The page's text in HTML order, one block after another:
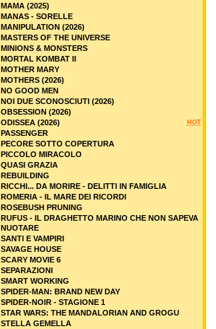
MAMA (2025)
MANAS - SORELLE
MANIPULATION (2026)
MASTERS OF THE UNIVERSE
MINIONS & MONSTERS
MORTAL KOMBAT II
MOTHER MARY
MOTHERS (2026)
NO GOOD MEN
NOI DUE SCONOSCIUTI (2026)
OBSESSION (2026)
HOT
ODISSEA (2026)
PASSENGER
PECORE SOTTO COPERTURA
PICCOLO MIRACOLO
QUASI GRAZIA
REBUILDING
RICCHI... DA MORIRE - DELITTI IN FAMIGLIA
ROMERIA - IL MARE DEI RICORDI
ROSEBUSH PRUNING
RUFUS - IL DRAGHETTO MARINO CHE NON SAPEVA
NUOTARE
SANTI E VAMPIRI
SAVAGE HOUSE
SCARY MOVIE 6
SEPARAZIONI
SMART WORKING
SPIDER-MAN: BRAND NEW DAY
SPIDER-NOIR - STAGIONE 1
STAR WARS: THE MANDALORIAN AND GROGU
STELLA GEMELLA